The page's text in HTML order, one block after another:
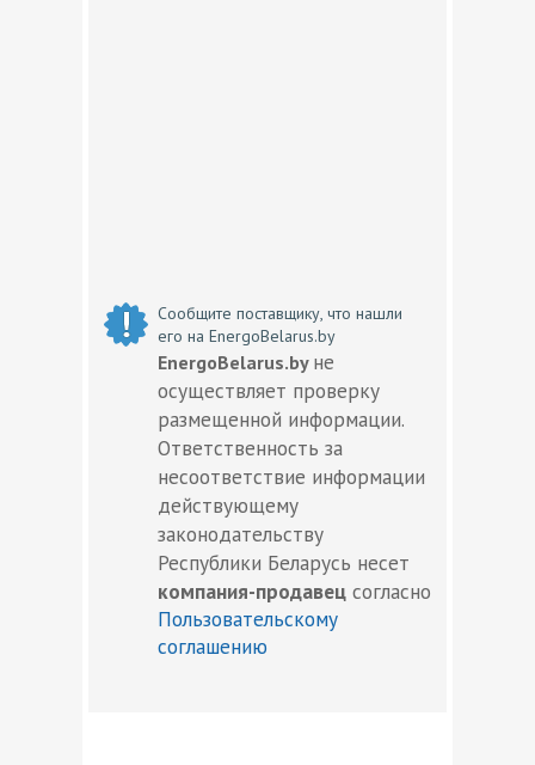
Сообщите поставщику, что нашли
его на EnergoBelarus.by
EnergoBelarus.by не
осуществляет проверку
размещенной информации.
Ответственность за
несоответствие информации
действующему
законодательству
Республики Беларусь несет
компания-продавец согласно
Пользовательскому
соглашению